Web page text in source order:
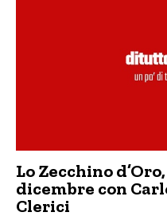
Lo Zecchino
dicembre con
Clerici